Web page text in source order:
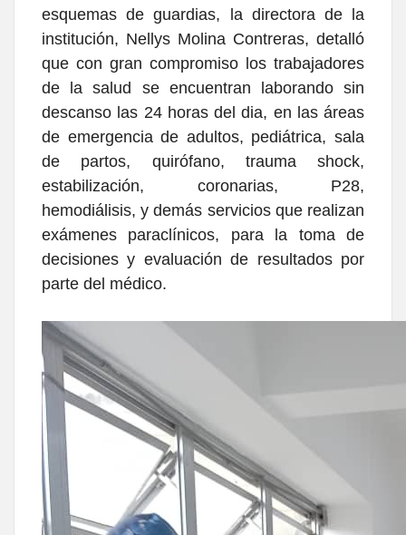
esquemas de guardias, la directora de la
institución, Nellys Molina Contreras, detalló
que con gran compromiso los trabajadores
de la salud se encuentran laborando sin
descanso las 24 horas del dia, en las áreas
de emergencia de adultos, pediátrica, sala
de partos, quirófano, trauma shock,
estabilización, coronarias, P28,
hemodiálisis, y demás servicios que realizan
exámenes paraclínicos, para la toma de
decisiones y evaluación de resultados por
parte del médico.